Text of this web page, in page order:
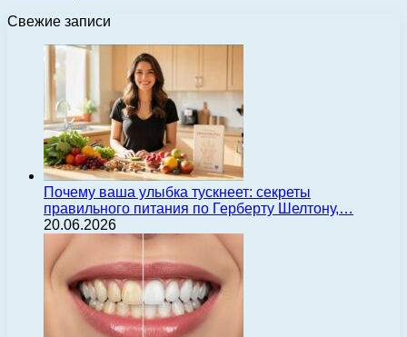
Свежие записи
Почему ваша улыбка тускнеет: секреты
правильного питания по Герберту Шелтону,…
20.06.2026